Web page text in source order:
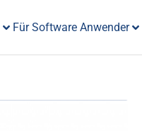
Für Software Anwender